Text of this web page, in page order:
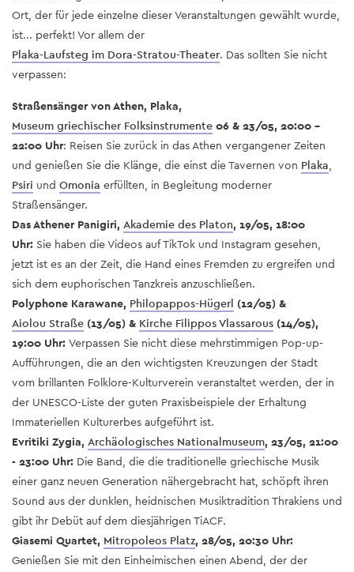
Ort, der für jede einzelne dieser Veranstaltungen gewählt wurde,
ist... perfekt! Vor allem der
Plaka-Laufsteg im Dora-Stratou-Theater. Das sollten Sie nicht
verpassen:
Straßensänger von Athen, Plaka,
Museum griechischer Folksinstrumente 06 & 23/05, 20:00 -
22:00 Uhr: Reisen Sie zurück in das Athen vergangener Zeiten
und genießen Sie die Klänge, die einst die Tavernen von Plaka,
Psiri und Omonia erfüllten, in Begleitung moderner
Straßensänger.
Das Athener Panigiri, Akademie des Platon, 19/05, 18:00
Uhr: Sie haben die Videos auf TikTok und Instagram gesehen,
jetzt ist es an der Zeit, die Hand eines Fremden zu ergreifen und
sich dem euphorischen Tanzkreis anzuschließen.
Polyphone Karawane, Philopappos-Hügerl (12/05) &
Aiolou Straße (13/05) & Kirche Filippos Vlassarous (14/05),
19:00 Uhr: Verpassen Sie nicht diese mehrstimmigen Pop-up-
Aufführungen, die an den wichtigsten Kreuzungen der Stadt
vom brillanten Folklore-Kulturverein veranstaltet werden, der in
der UNESCO-Liste der guten Praxisbeispiele der Erhaltung
Immateriellen Kulturerbes aufgeführt ist.
Evritiki Zygia, Archäologisches Nationalmuseum, 23/05, 21:00
- 23:00 Uhr: Die Band, die die traditionelle griechische Musik
einer ganz neuen Generation nähergebracht hat, schöpft ihren
Sound aus der dunklen, heidnischen Musiktradition Thrakiens und
gibt ihr Debüt auf dem diesjährigen TiACF.
Giasemi Quartet, Mitropoleos Platz, 28/05, 20:30 Uhr:
Genießen Sie mit den Einheimischen einen Abend, der der